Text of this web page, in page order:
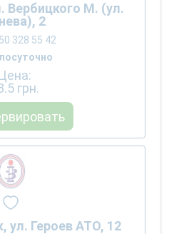
Вербицкого М. (ул.
2
328 55 42
грн.
ул. Героев АТО, 12